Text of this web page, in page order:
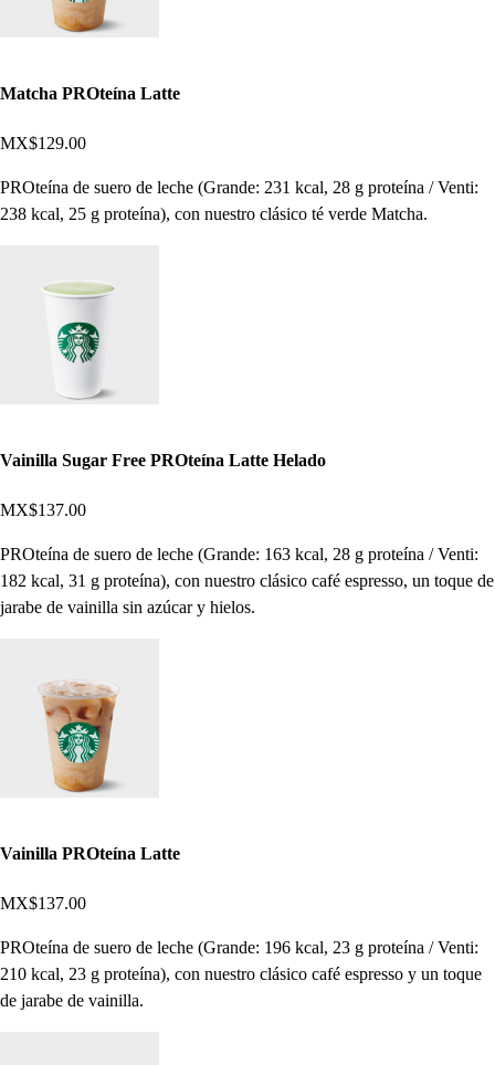
Matcha PROteína Latte
MX$129.00
PROteína de suero de leche (Grande: 231 kcal, 28 g proteína / Venti:
238 kcal, 25 g proteína), con nuestro clásico té verde Matcha.
Vainilla Sugar Free PROteína Latte Helado
MX$137.00
PROteína de suero de leche (Grande: 163 kcal, 28 g proteína / Venti:
182 kcal, 31 g proteína), con nuestro clásico café espresso, un toque de
jarabe de vainilla sin azúcar y hielos.
Vainilla PROteína Latte
MX$137.00
PROteína de suero de leche (Grande: 196 kcal, 23 g proteína / Venti:
210 kcal, 23 g proteína), con nuestro clásico café espresso y un toque
de jarabe de vainilla.